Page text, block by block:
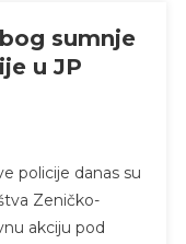
sumnje
u JP
policije danas su
Zeničko-
akciju pod